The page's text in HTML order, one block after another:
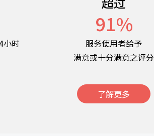
小时
91%
服务使用者给予
满意或十分满意之评分
了解更多